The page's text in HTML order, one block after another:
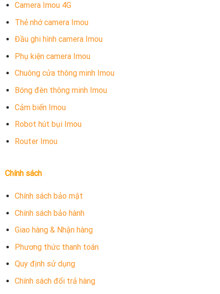
Camera Imou 4G
Thẻ nhớ camera Imou
Đầu ghi hình camera Imou
Phụ kiện camera Imou
Chuông cửa thông minh Imou
Bóng đèn thông minh Imou
Cảm biến Imou
Robot hút bụi Imou
Router Imou
Chính sách
Chính sách bảo mật
Chính sách bảo hành
Giao hàng & Nhận hàng
Phương thức thanh toán
Quy định sử dụng
Chính sách đổi trả hàng